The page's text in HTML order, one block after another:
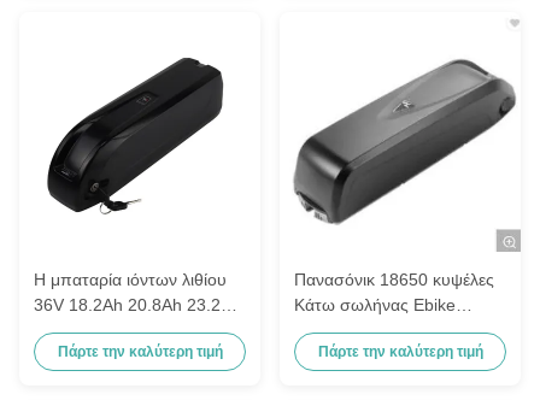
Η μπαταρία ιόντων λιθίου
36V 18.2Ah 20.8Ah 23.2Ah
Ebikes Fits για 350W
Mountain Bike Hailong
Πάρτε την καλύτερη τιμή
Πανασόνικ 18650 κυψέλες
Κάτω σωλήνας Ebike
μπαταρία 36V 48V με
μεγάλη αντοχή
Πάρτε την καλύτερη τιμή